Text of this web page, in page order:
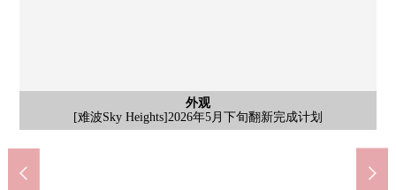
外观
[难波Sky Heights]2026年5月下旬翻新完成计划
・大阪Metro千日前[樱川]车站步行2分钟、阪神难波线[樱川]车站
步行2分钟、南海汐见桥线[汐见桥]车站步行5分钟、JR关西线[Ｊ
Ｒ难波]车站步行7分钟
・大阪Metro千日前[樱川]车站步行2分钟、阪神难波线[樱川]车站
步行2分钟、南海汐见桥线[汐见桥]车站步行5分钟、JR关西线[Ｊ
Ｒ难波]车站步行7分钟
入口
有防盗门的公寓
入口
有防盗门的公寓
共有部分
因为有智能快递柜所以能在整个外出里收到行李。
・大阪Metro千日前[樱川]车站步行2分钟、阪神难波线[樱川]车站
步行2分钟、南海汐见桥线[汐见桥]车站步行5分钟、JR关西线[Ｊ
Ｒ难波]车站步行7分钟
外观
外观
共有部分
外观
[难波Sky Heights]2026年5月下旬翻新完成计划
共有部分
入口
其他
7-Eleven大阪樱川2丁目商店步行1分钟(约80m)
其他
樱川站步行2分钟(约120m)